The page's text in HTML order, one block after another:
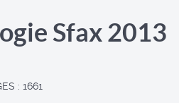
Sfax 2013
: 1661